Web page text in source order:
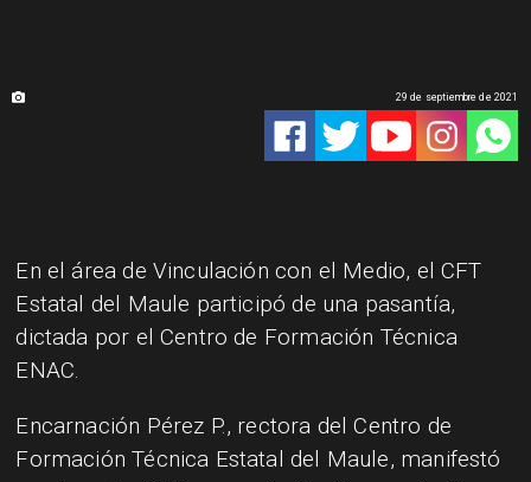
29 de septiembre de 2021
En el área de Vinculación con el Medio, el CFT
Estatal del Maule participó de una pasantía,
dictada por el Centro de Formación Técnica
ENAC.
Encarnación Pérez P., rectora del Centro de
Formación Técnica Estatal del Maule, manifestó